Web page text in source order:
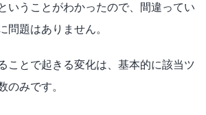
いうことがわかったので、間違ってい
問題はありません。
ことで起きる変化は、基本的に該当ツ
のみです。